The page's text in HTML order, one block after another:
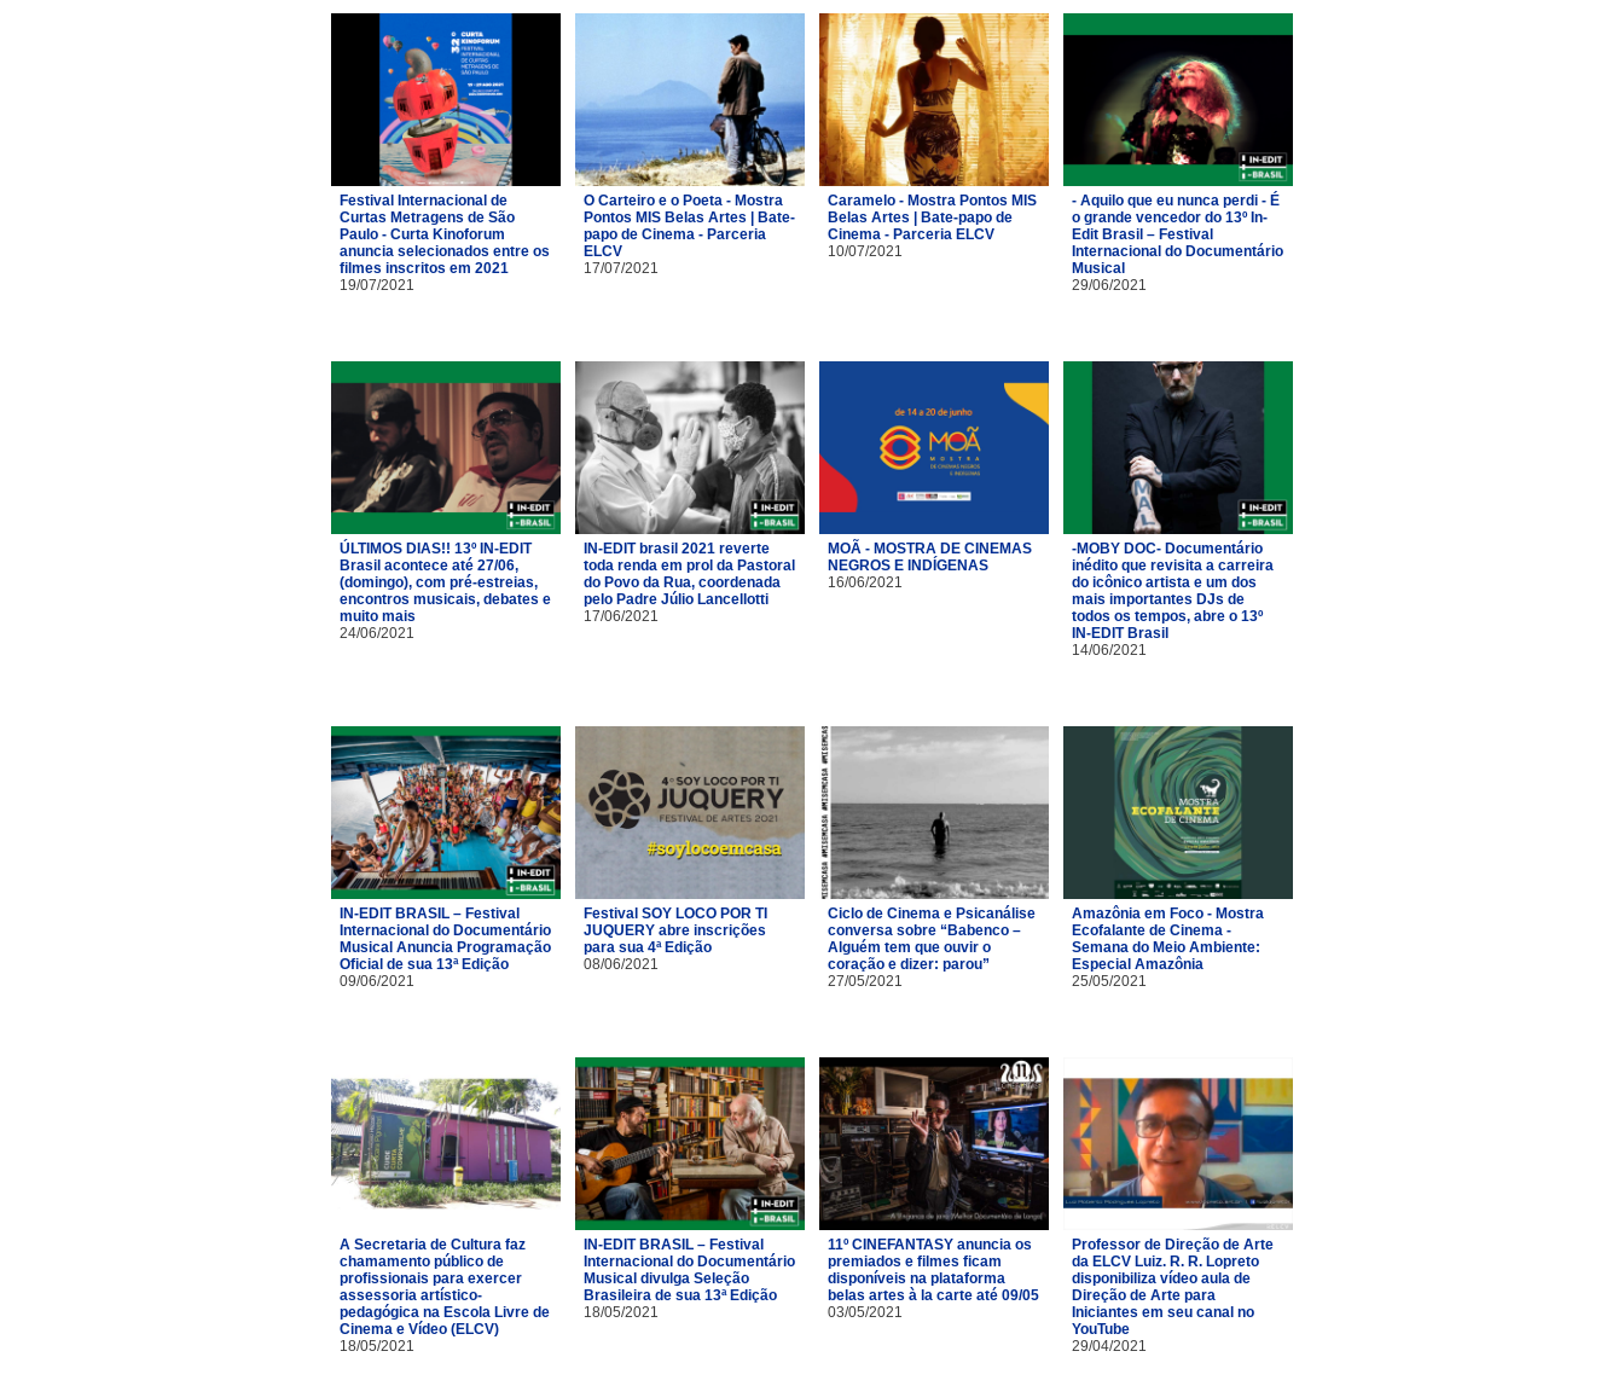
Festival Internacional de
Curtas Metragens de São
Paulo - Curta Kinoforum
anuncia selecionados entre os
filmes inscritos em 2021
19/07/2021
O Carteiro e o Poeta - Mostra
Pontos MIS Belas Artes | Bate-
papo de Cinema - Parceria
ELCV
17/07/2021
Caramelo - Mostra Pontos MIS
Belas Artes | Bate-papo de
Cinema - Parceria ELCV
10/07/2021
- Aquilo que eu nunca perdi - É
o grande vencedor do 13º In-
Edit Brasil – Festival
Internacional do Documentário
Musical
29/06/2021
ÚLTIMOS DIAS!! 13º IN-EDIT
Brasil acontece até 27/06,
(domingo), com pré-estreias,
encontros musicais, debates e
muito mais
24/06/2021
IN-EDIT brasil 2021 reverte
toda renda em prol da Pastoral
do Povo da Rua, coordenada
pelo Padre Júlio Lancellotti
17/06/2021
MOÃ - MOSTRA DE CINEMAS
NEGROS E INDÍGENAS
16/06/2021
-MOBY DOC- Documentário
inédito que revisita a carreira
do icônico artista e um dos
mais importantes DJs de
todos os tempos, abre o 13º
IN-EDIT Brasil
14/06/2021
IN-EDIT BRASIL – Festival
Internacional do Documentário
Musical Anuncia Programação
Oficial de sua 13ª Edição
09/06/2021
Festival SOY LOCO POR TI
JUQUERY abre inscrições
para sua 4ª Edição
08/06/2021
Ciclo de Cinema e Psicanálise
conversa sobre “Babenco –
Alguém tem que ouvir o
coração e dizer: parou”
27/05/2021
Amazônia em Foco - Mostra
Ecofalante de Cinema -
Semana do Meio Ambiente:
Especial Amazônia
25/05/2021
A Secretaria de Cultura faz
chamamento público de
profissionais para exercer
assessoria artístico-
pedagógica na Escola Livre de
Cinema e Vídeo (ELCV)
18/05/2021
IN-EDIT BRASIL – Festival
Internacional do Documentário
Musical divulga Seleção
Brasileira de sua 13ª Edição
18/05/2021
11º CINEFANTASY anuncia os
premiados e filmes ficam
disponíveis na plataforma
belas artes à la carte até 09/05
03/05/2021
Professor de Direção de Arte
da ELCV Luiz. R. R. Lopreto
disponibiliza vídeo aula de
Direção de Arte para
Iniciantes em seu canal no
YouTube
29/04/2021